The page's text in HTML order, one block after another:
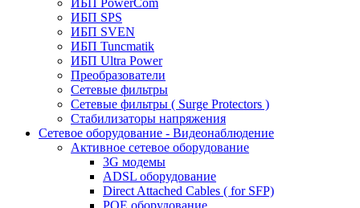
ИБП PowerCom
ИБП SPS
ИБП SVEN
ИБП Tuncmatik
ИБП Ultra Power
Преобразователи
Сетевые фильтры
Сетевые фильтры ( Surge Protectors )
Стабилизаторы напряжения
Сетевое оборудование - Видеонаблюдение
Активное сетевое оборудование
3G модемы
ADSL оборудование
Direct Attached Cables ( for SFP)
POE оборудование